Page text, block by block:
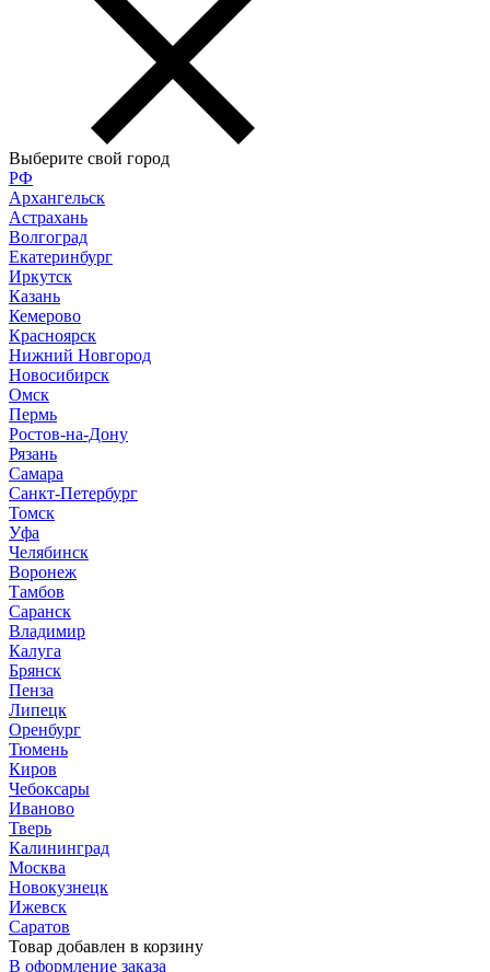
Выберите свой город
РФ
Архангельск
Астрахань
Волгоград
Екатеринбург
Иркутск
Казань
Кемерово
Красноярск
Нижний Новгород
Новосибирск
Омск
Пермь
Ростов-на-Дону
Рязань
Самара
Санкт-Петербург
Томск
Уфа
Челябинск
Воронеж
Тамбов
Саранск
Владимир
Калуга
Брянск
Пенза
Липецк
Оренбург
Тюмень
Киров
Чебоксары
Иваново
Тверь
Калининград
Москва
Новокузнецк
Ижевск
Саратов
Товар добавлен в корзину
В оформление заказа